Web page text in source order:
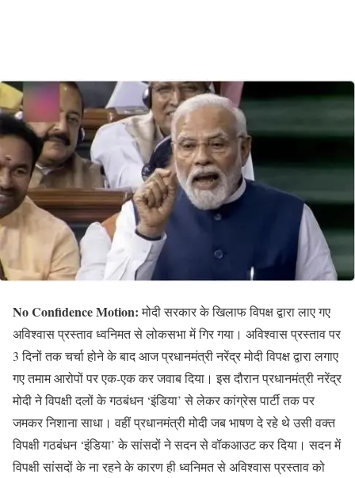
No Confidence Motion:मोदी सरकार के खिलाफ विपक्ष द्वारा लाए गए
अविश्वास प्रस्ताव ध्वनिमत से लोकसभा में गिर गया। अविश्वास प्रस्ताव पर
3 दिनों तक चर्चा होने के बाद आज प्रधानमंत्री नरेंद्र मोदी विपक्ष द्वारा लगाए
गए तमाम आरोपों पर एक-एक कर जवाब दिया। इस दौरान प्रधानमंत्री नरेंद्र
मोदी ने विपक्षी दलों के गठबंधन ‘इंडिया’ से लेकर कांग्रेस पार्टी तक पर
जमकर निशाना साधा। वहीं प्रधानमंत्री मोदी जब भाषण दे रहे थे उसी वक्त
विपक्षी गठबंधन ‘इंडिया’ के सांसदों ने सदन से वॉकआउट कर दिया। सदन में
विपक्षी सांसदों के ना रहने के कारण ही ध्वनिमत से अविश्वास प्रस्ताव को